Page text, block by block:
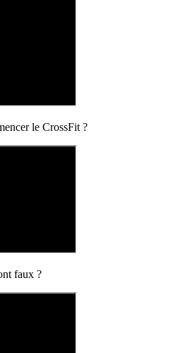
le CrossFit ?
faux ?